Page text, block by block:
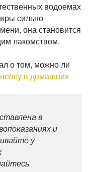
водоемах
сильно
она становится
лакомством.
о том, можно ли
в домашних
в
и
у